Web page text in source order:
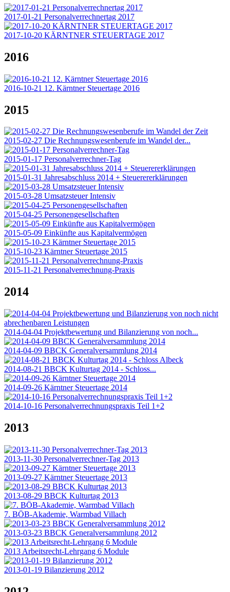
2017-01-21 Personalverrechnertag 2017
2017-10-20 KÄRNTNER STEUERTAGE 2017
2016
2016-10-21 12. Kärntner Steuertage 2016
2015
2015-02-27 Die Rechnungswesenberufe im Wandel der...
2015-01-17 Personalverrechner-Tag
2015-01-31 Jahresabschluss 2014 + Steuerererklärungen
2015-03-28 Umsatzsteuer Intensiv
2015-04-25 Personengesellschaften
2015-05-09 Einkünfte aus Kapitalvermögen
2015-10-23 Kärntner Steuertage 2015
2015-11-21 Personalverrechnung-Praxis
2014
2014-04-04 Projektbewertung und Bilanzierung von noch...
2014-04-09 BBCK Generalversammlung 2014
2014-08-21 BBCK Kulturtag 2014 - Schloss...
2014-09-26 Kärntner Steuertage 2014
2014-10-16 Personalverrechnungspraxis Teil 1+2
2013
2013-11-30 Personalverrechner-Tag 2013
2013-09-27 Kärntner Steuertage 2013
2013-08-29 BBCK Kulturtag 2013
7. BÖB-Akademie, Warmbad Villach
2013-03-23 BBCK Generalversammlung 2012
2013 Arbeitsrecht-Lehrgang 6 Module
2013-01-19 Bilanzierung 2012